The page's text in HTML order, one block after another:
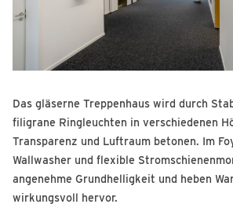
Das gläserne Treppenhaus wird durch
filigrane Ringleuchten in verschiedenen
Transparenz und Luftraum betonen. Im
Wallwasher und flexible
angenehme Grundhelligkeit und heben
wirkungsvoll hervor.